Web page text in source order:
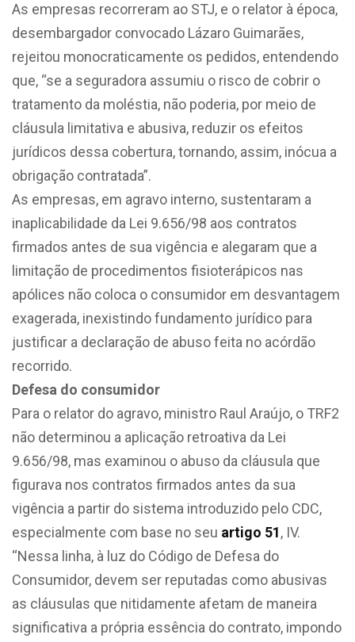
As empresas recorreram ao STJ, e o relator à época,
desembargador convocado Lázaro Guimarães,
rejeitou monocraticamente os pedidos, entendendo
que, “se a seguradora assumiu o risco de cobrir o
tratamento da moléstia, não poderia, por meio de
cláusula limitativa e abusiva, reduzir os efeitos
jurídicos dessa cobertura, tornando, assim, inócua a
obrigação contratada”.
As empresas, em agravo interno, sustentaram a
inaplicabilidade da Lei 9.656/98 aos contratos
firmados antes de sua vigência e alegaram que a
limitação de procedimentos fisioterápicos nas
apólices não coloca o consumidor em desvantagem
exagerada, inexistindo fundamento jurídico para
justificar a declaração de abuso feita no acórdão
recorrido.
Defesa do consumidor
Para o relator do agravo, ministro Raul Araújo, o TRF2
não determinou a aplicação retroativa da Lei
9.656/98, mas examinou o abuso da cláusula que
figurava nos contratos firmados antes da sua
vigência a partir do sistema introduzido pelo CDC,
especialmente com base no seu artigo 51, IV.
“Nessa linha, à luz do Código de Defesa do
Consumidor, devem ser reputadas como abusivas
as cláusulas que nitidamente afetam de maneira
significativa a própria essência do contrato, impondo